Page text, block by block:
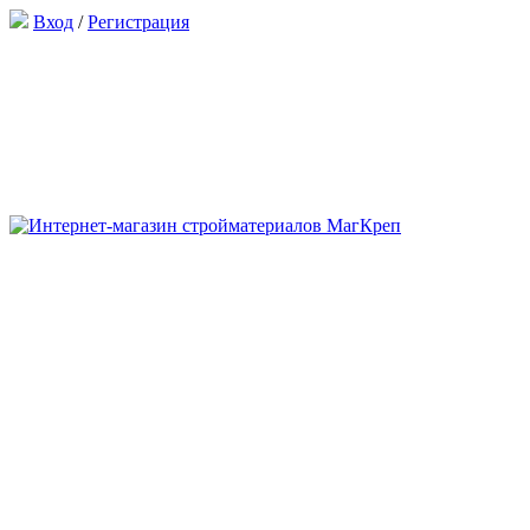
Вход /Регистрация